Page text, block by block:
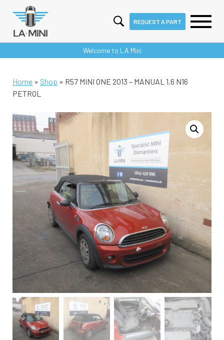
to
REQUEST A PART
Welcome to LA Mini
Home » Shop » R57 MINI ONE 2013 – MANUAL 1.6 N16
PETROL